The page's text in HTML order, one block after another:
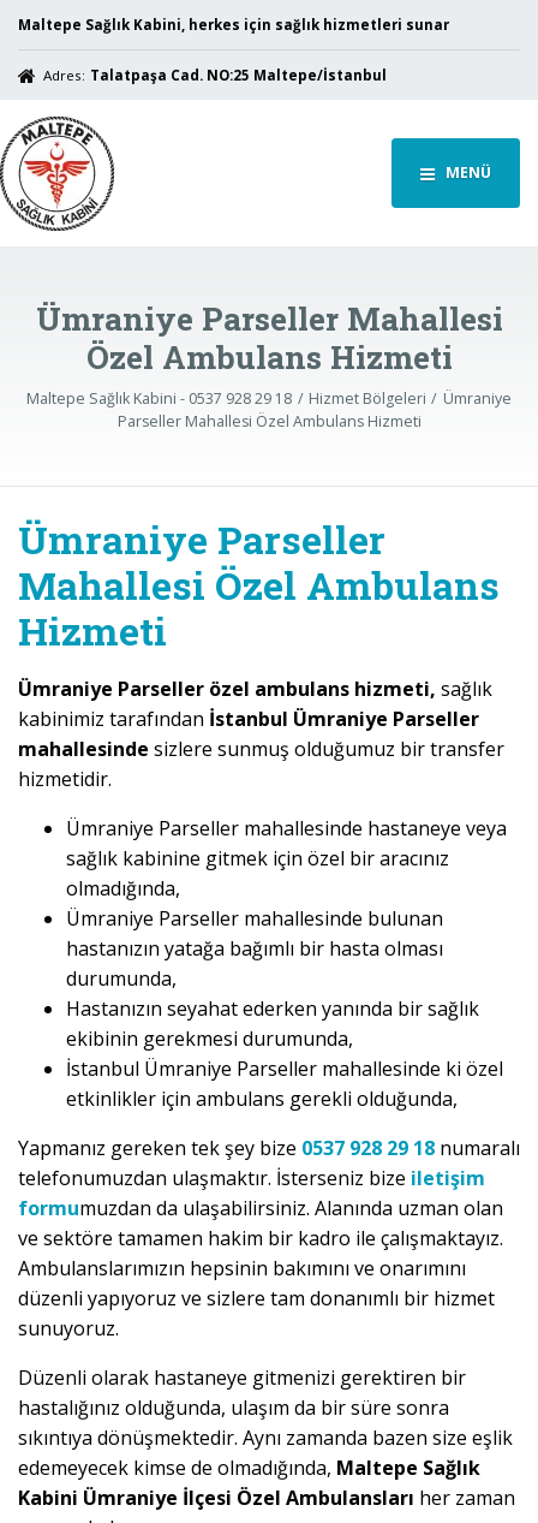
Maltepe Sağlık Kabini, herkes için sağlık hizmetleri sunar
Adres: Talatpaşa Cad. NO:25 Maltepe/İstanbul
MENÜ
Ümraniye Parseller Mahallesi
Özel Ambulans Hizmeti
Maltepe Sağlık Kabini - 0537 928 29 18 Hizmet Bölgeleri
Ümraniye
Parseller Mahallesi Özel Ambulans Hizmeti
Ümraniye Parseller
Mahallesi Özel Ambulans
Hizmeti
Ümraniye Parseller özel ambulans hizmeti, sağlık
kabinimiz tarafından İstanbul Ümraniye Parseller
mahallesinde sizlere sunmuş olduğumuz bir transfer
hizmetidir.
Ümraniye Parseller mahallesinde hastaneye veya
sağlık kabinine gitmek için özel bir aracınız
olmadığında,
Ümraniye Parseller mahallesinde bulunan
hastanızın yatağa bağımlı bir hasta olması
durumunda,
Hastanızın seyahat ederken yanında bir sağlık
ekibinin gerekmesi durumunda,
İstanbul Ümraniye Parseller mahallesinde ki özel
etkinlikler için ambulans gerekli olduğunda,
Yapmanız gereken tek şey bize 0537 928 29 18 numaralı
telefonumuzdan ulaşmaktır. İsterseniz bize iletişim
formumuzdan da ulaşabilirsiniz. Alanında uzman olan
ve sektöre tamamen hakim bir kadro ile çalışmaktayız.
Ambulanslarımızın hepsinin bakımını ve onarımını
düzenli yapıyoruz ve sizlere tam donanımlı bir hizmet
sunuyoruz.
Düzenli olarak hastaneye gitmenizi gerektiren bir
hastalığınız olduğunda, ulaşım da bir süre sonra
sıkıntıya dönüşmektedir. Aynı zamanda bazen size eşlik
edemeyecek kimse de olmadığında, Maltepe Sağlık
Kabini Ümraniye İlçesi Özel Ambulansları her zaman